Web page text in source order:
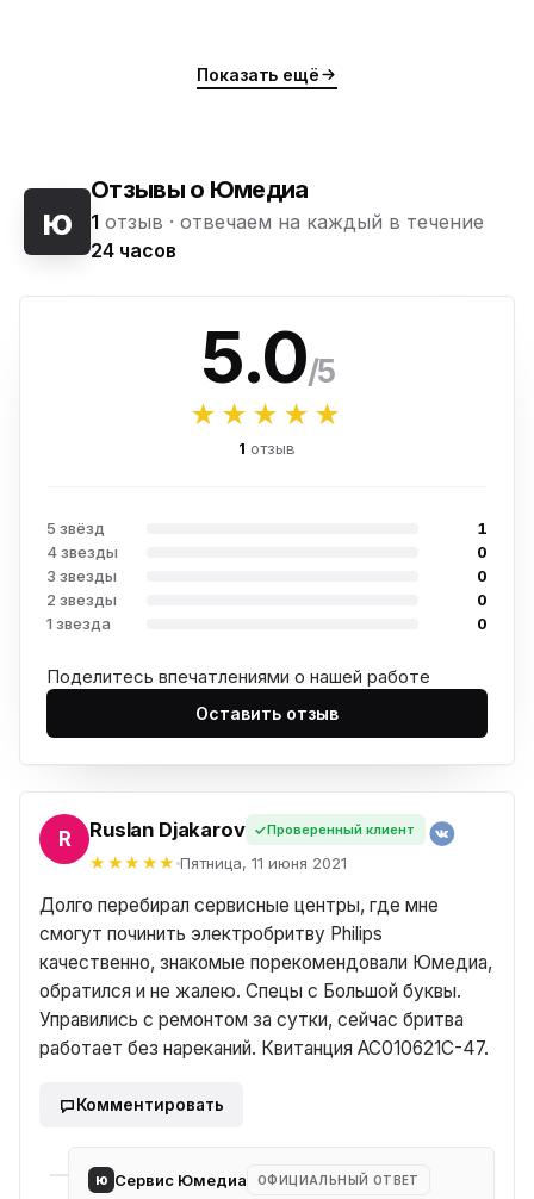
Показать ещё
ю
Отзывы о Юмедиа
1 отзыв · отвечаем на каждый в течение
24 часов
5.0/5
★★★★★
1 отзыв
5 звёзд
1
4 звезды
0
3 звезды
0
2 звезды
0
1 звезда
0
Поделитесь впечатлениями о нашей работе
Оставить отзыв
Ruslan Djakarov Проверенный клиент
Пятница, 11 июня 2021
Долго перебирал сервисные центры, где мне
смогут починить электробритву Philips
качественно, знакомые порекомендовали Юмедиа,
обратился и не жалею. Спецы с Большой буквы.
Управились с ремонтом за сутки, сейчас бритва
работает без нареканий. Квитанция AC010621С-47.
Комментировать
ю Сервис Юмедиа ОФИЦИАЛЬНЫЙ ОТВЕТ